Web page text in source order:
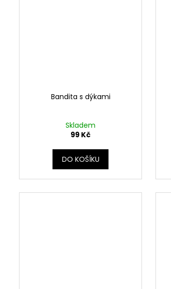
Bandita s dýkami
Skladem
99 Kč
DO KOŠÍKU